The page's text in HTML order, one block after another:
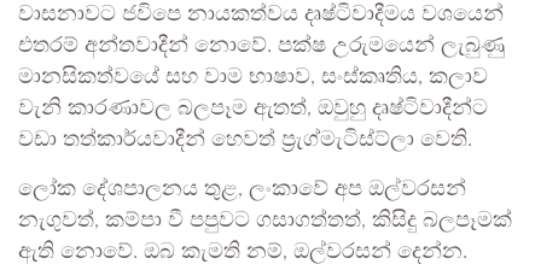
වාසනාවට ජවිපෙ නායකත්වය දෘෂ්ටිවාදීමය වශයෙන්
එතරම් අන්තවාදීන් නොවේ. පක්ෂ උරුමයෙන් ලැබුණු
මානසිකත්වයේ සහ වාම භාෂාව, සංස්කෘතිය, කලාව
වැනි කාරණාවල බලපෑම ඇතත්, ඔවුහු දෘෂ්ටිවාදීන්ට
වඩා තත්කාර්යවාදීන් හෙවත් ප්‍රැග්මැටිස්ට්ලා වෙති.
ලෝක දේශපාලනය තුළ, ලංකාවේ අප ඔල්වරසන්
නැගුවත්, කම්පා වී පපුවට ගසාගත්තත්, කිසිදු බලපෑමක්
ඇති නොවේ. ඔබ කැමති නම්, ඔල්වරසන් දෙන්න.